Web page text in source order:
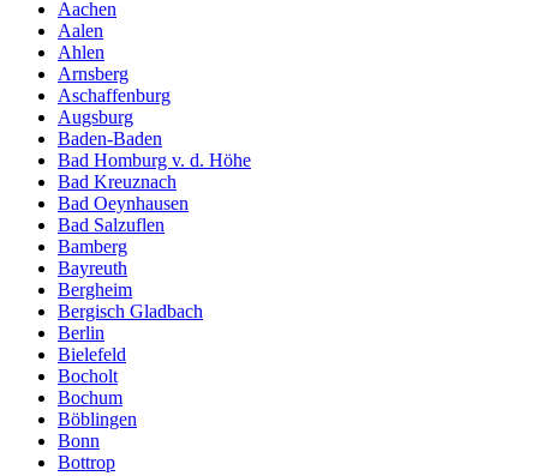
Aachen
Aalen
Ahlen
Arnsberg
Aschaffenburg
Augsburg
Baden-Baden
Bad Homburg v. d. Höhe
Bad Kreuznach
Bad Oeynhausen
Bad Salzuflen
Bamberg
Bayreuth
Bergheim
Bergisch Gladbach
Berlin
Bielefeld
Bocholt
Bochum
Böblingen
Bonn
Bottrop